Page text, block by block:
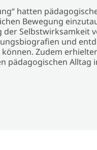
hatten
Bewegung
Selbstwirksamkeit
und
Zudem
pädagogischen Alltag